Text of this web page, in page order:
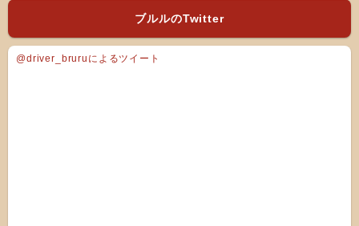
ブルルのTwitter
@driver_bruruによるツイート